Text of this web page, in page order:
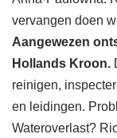
vervangen doen
Aangewezen
Hollands Kroon.
reinigen,
en leidingen.
Wateroverlast?